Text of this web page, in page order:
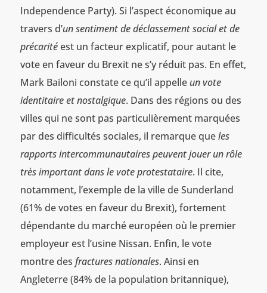
Independence Party). Si l’aspect économique au
travers d’un sentiment de déclassement social et de
précaritéest un facteur explicatif, pour autant le
vote en faveur du Brexit ne s’y réduit pas. En effet,
Mark Bailoni constate ce qu’il appelle un vote
identitaire et nostalgique. Dans des régions ou des
villes qui ne sont pas particulièrement marquées
par des difficultés sociales, il remarque queles
rapports intercommunautaires peuvent jouer un rôle
très important dans le vote protestataire. Il cite,
notamment, l’exemple de la ville de Sunderland
(61% de votes en faveur du Brexit), fortement
dépendante du marché européen où le premier
employeur est l’usine Nissan. Enfin, le vote
montre des fractures nationales. Ainsi en
Angleterre (84% de la population britannique),